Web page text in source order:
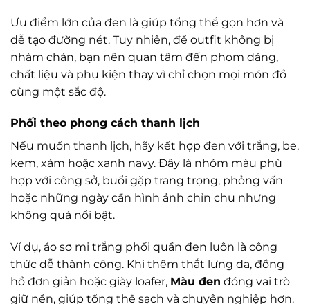
Ưu điểm lớn của đen là giúp tổng thể gọn hơn và
dễ tạo đường nét. Tuy nhiên, để outfit không bị
nhàm chán, bạn nên quan tâm đến phom dáng,
chất liệu và phụ kiện thay vì chỉ chọn mọi món đồ
cùng một sắc độ.
Phối theo phong cách thanh lịch
Nếu muốn thanh lịch, hãy kết hợp đen với trắng, be,
kem, xám hoặc xanh navy. Đây là nhóm màu phù
hợp với công sở, buổi gặp trang trọng, phỏng vấn
hoặc những ngày cần hình ảnh chỉn chu nhưng
không quá nổi bật.
Ví dụ, áo sơ mi trắng phối quần đen luôn là công
thức dễ thành công. Khi thêm thắt lưng da, đồng
hồ đơn giản hoặc giày loafer, Màu đen đóng vai trò
giữ nền, giúp tổng thể sạch và chuyên nghiệp hơn.